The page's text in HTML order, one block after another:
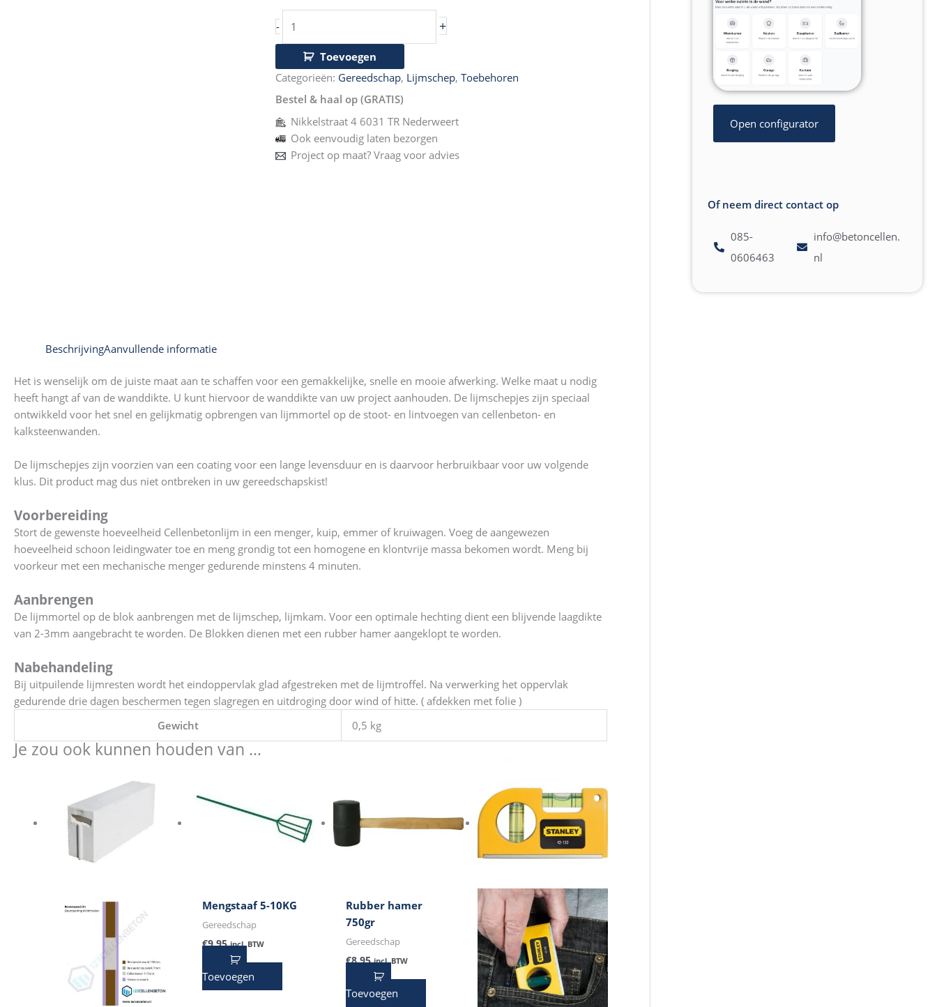
- +
Toevoegen
Categorieën: Gereedschap, Lijmschep, Toebehoren
Bestel & haal op (GRATIS)
Nikkelstraat 4 6031 TR Nederweert
Ook eenvoudig laten bezorgen
Project op maat? Vraag voor advies
BeschrijvingAanvullende informatie
Het is wenselijk om de juiste maat aan te schaffen voor een gemakkelijke, snelle en mooie afwerking. Welke maat u nodig
heeft hangt af van de wanddikte. U kunt hiervoor de wanddikte van uw project aanhouden. De lijmschepjes zijn speciaal
ontwikkeld voor het snel en gelijkmatig opbrengen van lijmmortel op de stoot- en lintvoegen van cellenbeton- en
kalksteenwanden.
De lijmschepjes zijn voorzien van een coating voor een lange levensduur en is daarvoor herbruikbaar voor uw volgende
klus. Dit product mag dus niet ontbreken in uw gereedschapskist!
Voorbereiding
Stort de gewenste hoeveelheid Cellenbetonlijm in een menger, kuip, emmer of kruiwagen. Voeg de aangewezen
hoeveelheid schoon leidingwater toe en meng grondig tot een homogene en klontvrije massa bekomen wordt. Meng bij
voorkeur met een mechanische menger gedurende minstens 4 minuten.
Aanbrengen
De lijmmortel op de blok aanbrengen met de lijmschep, lijmkam. Voor een optimale hechting dient een blijvende laagdikte
van 2-3mm aangebracht te worden. De Blokken dienen met een rubber hamer aangeklopt te worden.
Nabehandeling
Bij uitpuilende lijmresten wordt het eindoppervlak glad afgestreken met de lijmtroffel. Na verwerking het oppervlak
gedurende drie dagen beschermen tegen slagregen en uitdroging door wind of hitte. ( afdekken met folie )
Gewicht
0,5 kg
Je zou ook kunnen houden van …
Mengstaaf 5-10KG
Gereedschap
€9,95 incl. BTW
Toevoegen
Rubber hamer
750gr
Gereedschap
€8,95 incl. BTW
Toevoegen
Open configurator
Of neem direct contact op
085-
0606463
info@betoncellen.
nl